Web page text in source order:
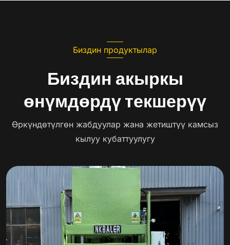
Биздин продуктылар
Биздин акыркы
өнүмдөрдү текшерүү
Өркүндөтүлгөн жабдуулар жана жетиштүү камсыз
кылуу кубаттуулугу